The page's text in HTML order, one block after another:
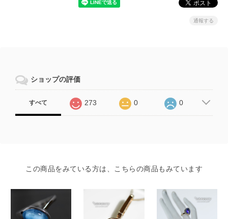
通報する
ショップの評価
すべて 273 0 0
この商品をみている方は、こちらの商品もみています